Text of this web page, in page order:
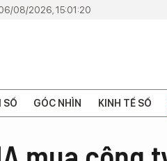
08/2026, 15:01:20
SỐ GÓC NHÌN KINH TẾ SỐ